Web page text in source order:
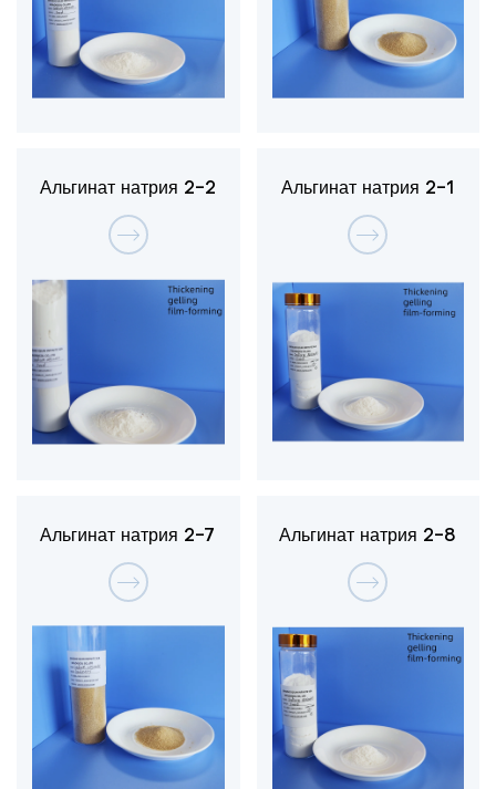
Альгинат натрия 2-2 Альгинат натрия 2-1
Альгинат натрия 2-7 Альгинат натрия 2-8